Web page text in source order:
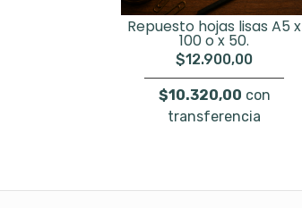
Repuesto hojas lisas A5 x
100 o x 50.
$12.900,00
$10.320,00 con
transferencia